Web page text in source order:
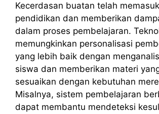
Kecerdasan buatan telah
pendidikan dan memberikan
dalam proses pembelajaran.
memungkinkan personalisasi
yang lebih baik dengan
siswa dan memberikan materi
sesuaikan dengan kebutuhan
Misalnya, sistem pembelajaran
dapat membantu mendeteksi